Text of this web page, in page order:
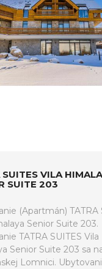
SUITES VILA
SUITE 203
(Apartmán) TATRA
Senior Suite 203.
TATRA SUITES Vila
Senior Suite 203 sa
Lomnici.